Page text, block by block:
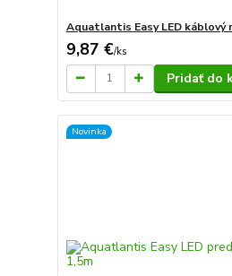
Aquatlantis Easy LED káblový
9,87 €/ks
Pridať do
Novinka